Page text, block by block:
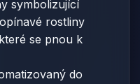
symbolizující
rostliny
se pnou k
do